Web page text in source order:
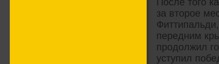
за второе
передним
продолжил
уступил